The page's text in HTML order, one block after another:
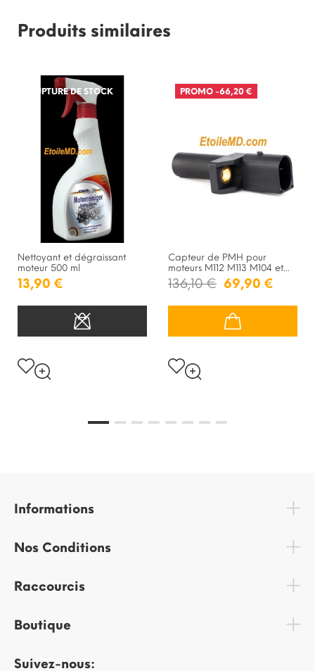
Produits similaires
RUPTURE DE STOCK
Nettoyant et dégraissant
moteur 500 ml
13,90 €
PROMO -66,20 €
Capteur de PMH pour
moteurs M112 M113 M104 et...
136,10 € 69,90 €
Informations
Nos Conditions
Raccourcis
Boutique
Suivez-nous: